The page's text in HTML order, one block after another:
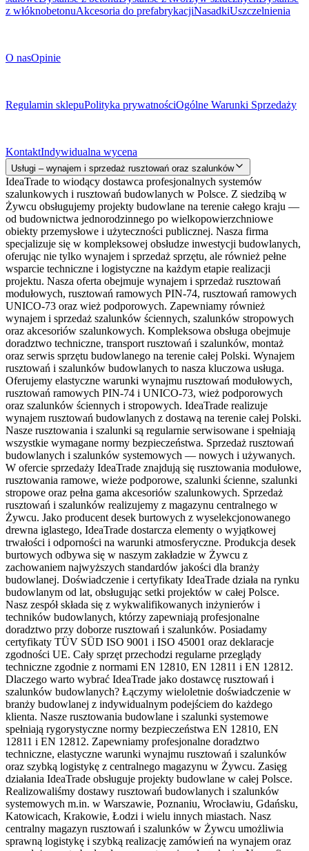
z włóknobetonuAkcesoria do prefabrykacjiNasadkiUszczelnienia
O nasOpinie
Regulamin sklepuPolityka prywatnościOgólne Warunki Sprzedaży
KontaktIndywidualna wycena
Usługi – wynajem i sprzedaż rusztowań oraz szalunków
IdeaTrade to wiodący dostawca profesjonalnych systemów
szalunkowych i rusztowań budowlanych w Polsce. Z siedzibą w
Żywcu obsługujemy projekty budowlane na terenie całego kraju —
od budownictwa jednorodzinnego po wielkopowierzchniowe
obiekty przemysłowe i użyteczności publicznej. Nasza firma
specjalizuje się w kompleksowej obsłudze inwestycji budowlanych,
oferując nie tylko wynajem i sprzedaż sprzętu, ale również pełne
wsparcie techniczne i logistyczne na każdym etapie realizacji
projektu. Nasza oferta obejmuje wynajem i sprzedaż rusztowań
modułowych, rusztowań ramowych PIN-74, rusztowań ramowych
UNICO-73 oraz wież podporowych. Zapewniamy również
wynajem i sprzedaż szalunków ściennych, szalunków stropowych
oraz akcesoriów szalunkowych. Kompleksowa obsługa obejmuje
doradztwo techniczne, transport rusztowań i szalunków, montaż
oraz serwis sprzętu budowlanego na terenie całej Polski. Wynajem
rusztowań i szalunków budowlanych to nasza kluczowa usługa.
Oferujemy elastyczne warunki wynajmu rusztowań modułowych,
rusztowań ramowych PIN-74 i UNICO-73, wież podporowych
oraz szalunków ściennych i stropowych. IdeaTrade realizuje
wynajem rusztowań budowlanych z dostawą na terenie całej Polski.
Nasze rusztowania i szalunki są regularnie serwisowane i spełniają
wszystkie wymagane normy bezpieczeństwa. Sprzedaż rusztowań
budowlanych i szalunków systemowych — nowych i używanych.
W ofercie sprzedaży IdeaTrade znajdują się rusztowania modułowe,
rusztowania ramowe, wieże podporowe, szalunki ścienne, szalunki
stropowe oraz pełna gama akcesoriów szalunkowych. Sprzedaż
rusztowań i szalunków realizujemy z magazynu centralnego w
Żywcu. Jako producent desek burtowych z wyselekcjonowanego
drewna iglastego, IdeaTrade dostarcza elementy o wyjątkowej
trwałości i odporności na warunki atmosferyczne. Produkcja desek
burtowych odbywa się w naszym zakładzie w Żywcu z
zachowaniem najwyższych standardów jakości dla branży
budowlanej. Doświadczenie i certyfikaty IdeaTrade działa na rynku
budowlanym od lat, obsługując setki projektów w całej Polsce.
Nasz zespół składa się z wykwalifikowanych inżynierów i
techników budowlanych, którzy zapewniają profesjonalne
doradztwo przy doborze rusztowań i szalunków. Posiadamy
certyfikaty TÜV SÜD ISO 9001 i ISO 45001 oraz deklaracje
zgodności UE. Cały sprzęt przechodzi regularne przeglądy
techniczne zgodnie z normami EN 12810, EN 12811 i EN 12812.
Dlaczego warto wybrać IdeaTrade jako dostawcę rusztowań i
szalunków budowlanych? Łączymy wieloletnie doświadczenie w
branży budowlanej z indywidualnym podejściem do każdego
klienta. Nasze rusztowania budowlane i szalunki systemowe
spełniają rygorystyczne normy bezpieczeństwa EN 12810, EN
12811 i EN 12812. Zapewniamy profesjonalne doradztwo
techniczne, elastyczne warunki wynajmu rusztowań i szalunków
oraz szybką logistykę z centralnego magazynu w Żywcu. Zasięg
działania IdeaTrade obsługuje projekty budowlane w całej Polsce.
Realizowaliśmy dostawy rusztowań budowlanych i szalunków
systemowych m.in. w Warszawie, Poznaniu, Wrocławiu, Gdańsku,
Katowicach, Krakowie, Łodzi i wielu innych miastach. Nasz
centralny magazyn rusztowań i szalunków w Żywcu umożliwia
sprawną logistykę i szybką realizację zamówień na wynajem oraz